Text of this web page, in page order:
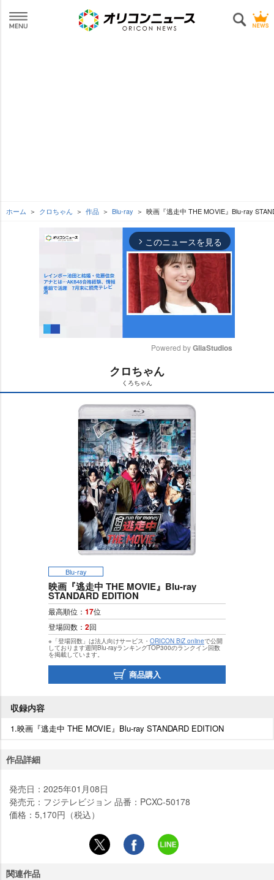
ホーム クロちゃん 作品 Blu-ray 映画『逃走中 THE MOVIE』Blu-ray
arrow_forward_ios このニュースを見る
t
e
Powered by GliaStudios
クロちゃん
くろちゃん
Blu-ray
映画『逃走中 THE MOVIE』Blu-ray
STANDARD EDITION
最高順位： 17位
登場回数： 2回
※「登場回数」は法人向けサービス・ ORICON BiZ onlineで公開
しております週間Blu-rayランキングTOP300のランクイン回数
を掲載しています。
商品購入
収録内容
1.映画『逃走中 THE MOVIE』Blu-ray STANDARD EDITION
作品詳細
発売日：2025年01月08日
発売元：フジテレビジョン 品番：PCXC-50178
価格：5,170円（税込）
関連作品